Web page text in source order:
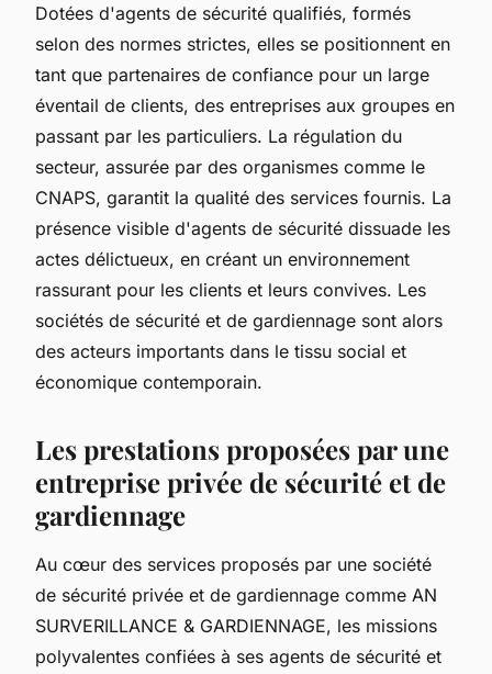
Dotées d'agents de sécurité qualifiés, formés
selon des normes strictes, elles se positionnent en
tant que partenaires de confiance pour un large
éventail de clients, des entreprises aux groupes en
passant par les particuliers. La régulation du
secteur, assurée par des organismes comme le
CNAPS, garantit la qualité des services fournis. La
présence visible d'agents de sécurité dissuade les
actes délictueux, en créant un environnement
rassurant pour les clients et leurs convives. Les
sociétés de sécurité et de gardiennage sont alors
des acteurs importants dans le tissu social et
économique contemporain.
Les prestations proposées par une
entreprise privée de sécurité et de
gardiennage
Au cœur des services proposés par une société
de sécurité privée et de gardiennage comme AN
SURVERILLANCE & GARDIENNAGE, les missions
polyvalentes confiées à ses agents de sécurité et